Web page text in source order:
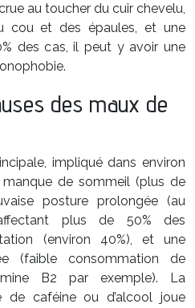
au toucher du cuir chevelu,
cou et des épaules, et une
des cas, il peut y avoir une
des maux de
impliqué dans environ
de sommeil (plus de
posture prolongée (au
plus de 50% des
(environ 40%), et une
(faible consommation de
B2 par exemple). La
de caféine ou d’alcool joue